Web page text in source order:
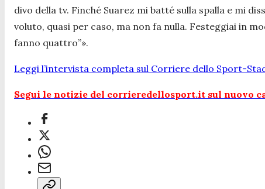
divo della tv. Finché Suarez mi batté sulla spalla e mi
voluto, quasi per caso, ma non fa nulla. Festeggiai in
fanno quattro”».
Leggi l’intervista completa sul Corriere dello Sport-
Segui le notizie del corrieredellosport.it sul nuovo